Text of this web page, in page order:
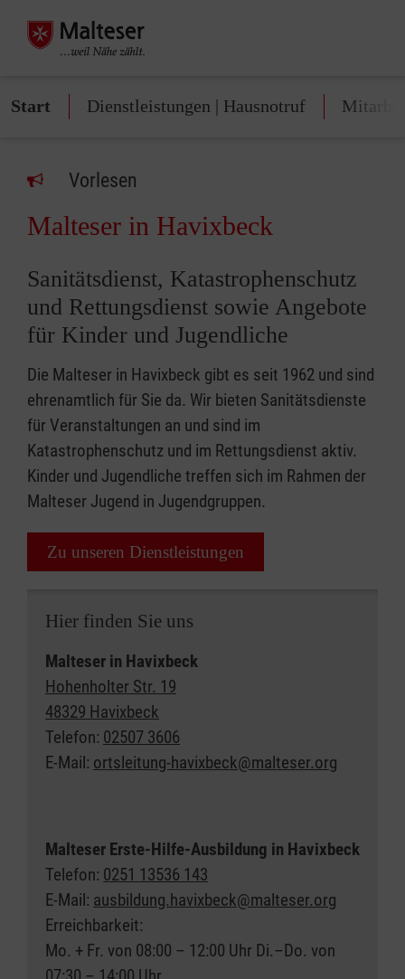
Start Dienstleistungen | Hausnotruf
Vorlesen
Malteser in Havixbeck
Sanitätsdienst, Katastrophenschutz
und Rettungsdienst sowie Angebote
für Kinder und Jugendliche
Die Malteser in Havixbeck gibt es seit 1962 und sind
ehrenamtlich für Sie da. Wir bieten Sanitätsdienste
für Veranstaltungen an und sind im
Katastrophenschutz und im Rettungsdienst aktiv.
Kinder und Jugendliche treffen sich im Rahmen der
Malteser Jugend in Jugendgruppen.
Zu unseren Dienstleistungen
Hier finden Sie uns
Malteser in Havixbeck
Hohenholter Str. 19
48329 Havixbeck
Telefon: 02507 3606
E-Mail: ortsleitung-havixbeck@malteser.org
Malteser Erste-Hilfe-Ausbildung in Havixbeck
Telefon: 0251 13536 143
E-Mail: ausbildung.havixbeck@malteser.org
Erreichbarkeit:
Mo. + Fr. von 08:00 – 12:00 Uhr Di.–Do. von